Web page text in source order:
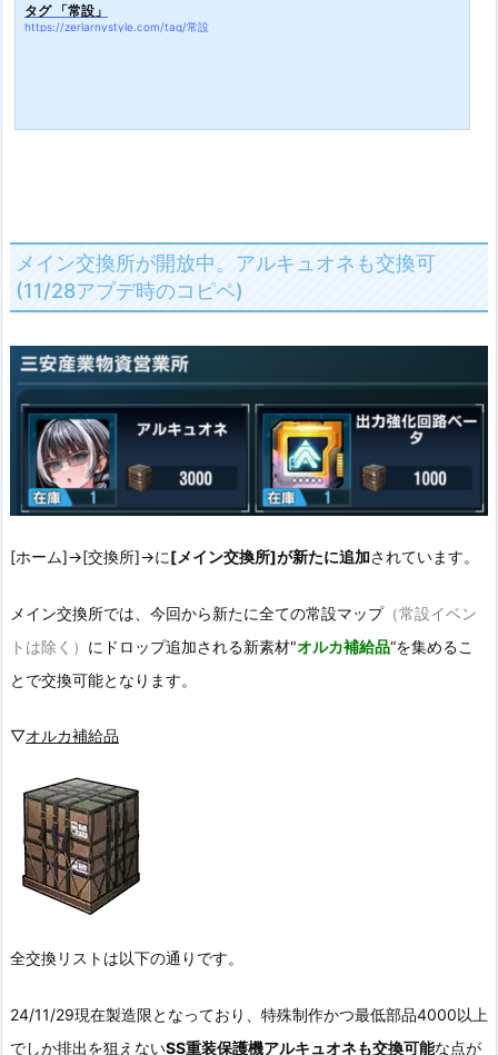
タグ 「常設」
https://zerlarnystyle.com/tag/常設
メイン交換所が開放中。アルキュオネも交換可
(11/28アプデ時のコピペ)
[ホーム]→[交換所]→に[メイン交換所]が新たに追加されています。
メイン交換所では、今回から新たに全ての常設マップ（常設イベン
トは除く） にドロップ追加される新素材"オルカ補給品“を集めるこ
とで交換可能となります。
▽オルカ補給品
全交換リストは以下の通りです。
24/11/29現在製造限となっており、特殊制作かつ最低部品4000以上
でしか排出を狙えないSS重装保護機アルキュオネも交換可能な点が